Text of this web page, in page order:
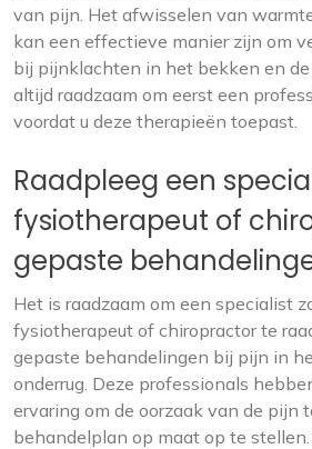
van pijn. Het afwisselen van
kan een effectieve manier zijn om
bij pijnklachten in het bekken en de
altijd raadzaam om eerst een
voordat u deze therapieën toepast.
Raadpleeg een
fysiotherapeut of
gepaste
Het is raadzaam om een specialist
fysiotherapeut of chiropractor te
gepaste behandelingen bij pijn in
onderrug. Deze professionals
ervaring om de oorzaak van de pijn
behandelplan op maat op te stellen.